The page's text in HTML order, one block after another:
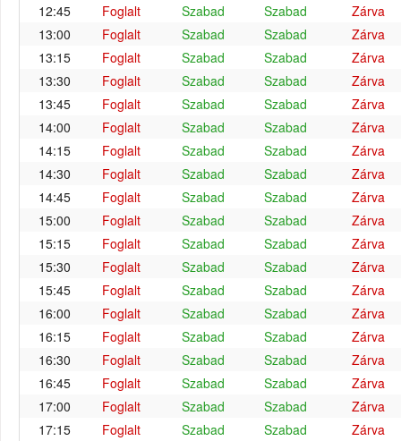
12:45
Foglalt Szabad Szabad
Zárva
13:00
Foglalt Szabad Szabad
Zárva
13:15
Foglalt Szabad Szabad
Zárva
13:30
Foglalt Szabad Szabad
Zárva
13:45
Foglalt Szabad Szabad
Zárva
14:00
Foglalt Szabad Szabad
Zárva
14:15
Foglalt Szabad Szabad
Zárva
14:30
Foglalt Szabad Szabad
Zárva
14:45
Foglalt Szabad Szabad
Zárva
15:00
Foglalt Szabad Szabad
Zárva
15:15
Foglalt Szabad Szabad
Zárva
15:30
Foglalt Szabad Szabad
Zárva
15:45
Foglalt Szabad Szabad
Zárva
16:00
Foglalt Szabad Szabad
Zárva
16:15
Foglalt Szabad Szabad
Zárva
16:30
Foglalt Szabad Szabad
Zárva
16:45
Foglalt Szabad Szabad
Zárva
17:00
Foglalt Szabad Szabad
Zárva
17:15
Foglalt Szabad Szabad
Zárva